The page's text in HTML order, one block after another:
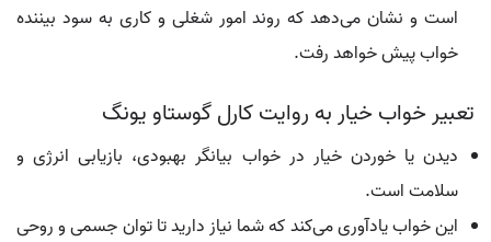
است و نشان می‌دهد که روند امور شغلی و کاری به سود بیننده
خواب پیش خواهد رفت.
تعبیر خواب خیار به روایت کارل گوستاو یونگ
دیدن یا خوردن خیار در خواب بیانگر بهبودی، بازیابی انرژی و
سلامت است.
این خواب یادآوری می‌کند که شما نیاز دارید تا توان جسمی و روحی